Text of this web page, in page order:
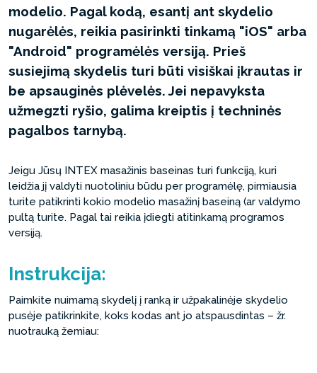
modelio. Pagal kodą, esantį ant skydelio
nugarėlės, reikia pasirinkti tinkamą "iOS" arba
"Android" programėlės versiją. Prieš
susiejimą skydelis turi būti visiškai įkrautas ir
be apsauginės plėvelės. Jei nepavyksta
užmegzti ryšio, galima kreiptis į techninės
pagalbos tarnybą.
Jeigu Jūsų INTEX masažinis baseinas turi funkciją, kuri
leidžia jį valdyti nuotoliniu būdu per programėlę, pirmiausia
turite patikrinti kokio modelio masažinį baseiną (ar valdymo
pultą turite. Pagal tai reikia įdiegti atitinkamą programos
versiją.
Instrukcija:
Paimkite nuimamą skydelį į ranką ir užpakalinėje skydelio
pusėje patikrinkite, koks kodas ant jo atspausdintas – žr.
nuotrauką žemiau: